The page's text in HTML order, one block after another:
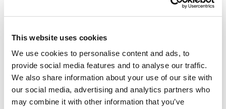
This website uses cookies
We use cookies to personalise content and ads, to
provide social media features and to analyse our traffic.
We also share information about your use of our site with
our social media, advertising and analytics partners who
may combine it with other information that you’ve
€ 13.700 IVA inclusa
Cambio
Manuale
Alimentazione
Benzina
Immatricolazione
08/2022
Chilometri
33.510 km